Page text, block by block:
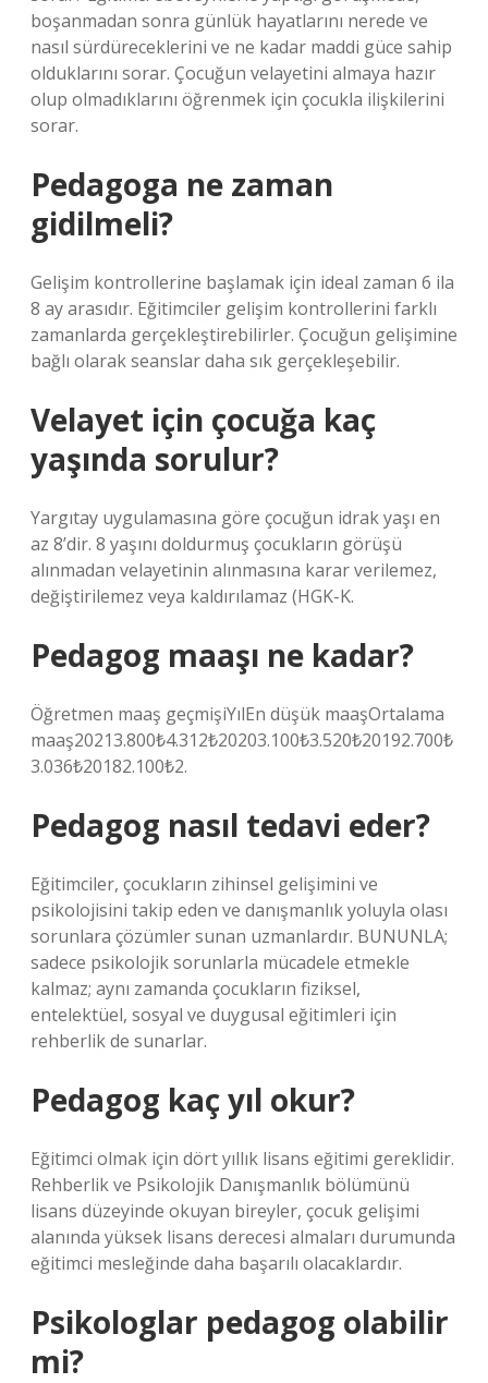
boşanmadan sonra günlük hayatlarını nerede ve
nasıl sürdüreceklerini ve ne kadar maddi güce sahip
olduklarını sorar. Çocuğun velayetini almaya hazır
olup olmadıklarını öğrenmek için çocukla ilişkilerini
sorar.
Pedagoga ne zaman
gidilmeli?
Gelişim kontrollerine başlamak için ideal zaman 6 ila
8 ay arasıdır. Eğitimciler gelişim kontrollerini farklı
zamanlarda gerçekleştirebilirler. Çocuğun gelişimine
bağlı olarak seanslar daha sık gerçekleşebilir.
Velayet için çocuğa kaç
yaşında sorulur?
Yargıtay uygulamasına göre çocuğun idrak yaşı en
az 8’dir. 8 yaşını doldurmuş çocukların görüşü
alınmadan velayetinin alınmasına karar verilemez,
değiştirilemez veya kaldırılamaz (HGK-K.
Pedagog maaşı ne kadar?
Öğretmen maaş geçmişiYılEn düşük maaşOrtalama
maaş20213.800₺4.312₺20203.100₺3.520₺20192.700₺
3.036₺20182.100₺2.
Pedagog nasıl tedavi eder?
Eğitimciler, çocukların zihinsel gelişimini ve
psikolojisini takip eden ve danışmanlık yoluyla olası
sorunlara çözümler sunan uzmanlardır. BUNUNLA;
sadece psikolojik sorunlarla mücadele etmekle
kalmaz; aynı zamanda çocukların fiziksel,
entelektüel, sosyal ve duygusal eğitimleri için
rehberlik de sunarlar.
Pedagog kaç yıl okur?
Eğitimci olmak için dört yıllık lisans eğitimi gereklidir.
Rehberlik ve Psikolojik Danışmanlık bölümünü
lisans düzeyinde okuyan bireyler, çocuk gelişimi
alanında yüksek lisans derecesi almaları durumunda
eğitimci mesleğinde daha başarılı olacaklardır.
Psikologlar pedagog olabilir
mi?